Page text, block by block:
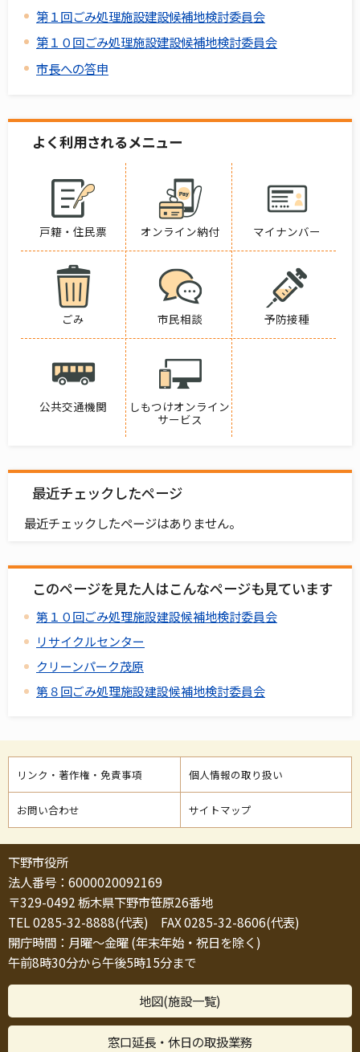
第１回ごみ処理施設建設候補地検討委員会
第１０回ごみ処理施設建設候補地検討委員会
市長への答申
よく利用されるメニュー
戸籍・住民票 オンライン納付 マイナンバー
ごみ 市民相談 予防接種
公共交通機関
しもつけオンライン
サービス
最近チェックしたページ
最近チェックしたページはありません。
このページを見た人はこんなページも見ています
第１０回ごみ処理施設建設候補地検討委員会
リサイクルセンター
クリーンパーク茂原
第８回ごみ処理施設建設候補地検討委員会
リンク・著作権・免責事項 個人情報の取り扱い
お問い合わせ サイトマップ
下野市役所
法人番号：6000020092169
〒329-0492 栃木県下野市笹原26番地
TEL 0285-32-8888(代表) FAX 0285-32-8606(代表)
開庁時間：月曜～金曜 (年末年始・祝日を除く)
午前8時30分から午後5時15分まで
地図(施設一覧)
窓口延長・休日の取扱業務